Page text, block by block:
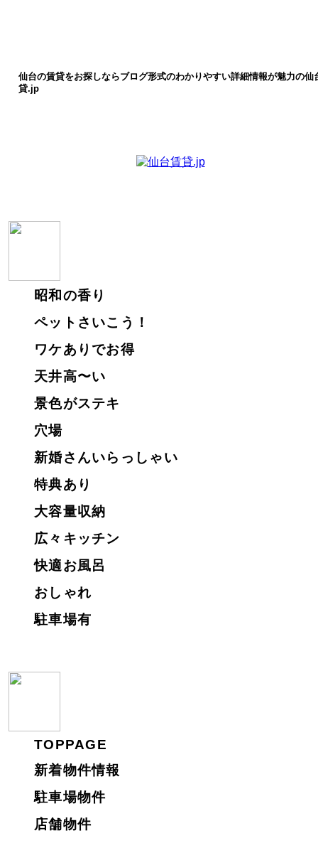
仙台の賃貸をお探しならブログ形式のわかりやすい詳細情報が魅力の仙
貸.jp
昭和の香り
ペットさいこう！
ワケありでお得
天井高〜い
景色がステキ
穴場
新婚さんいらっしゃい
特典あり
大容量収納
広々キッチン
快適お風呂
おしゃれ
駐車場有
TOPPAGE
新着物件情報
駐車場物件
店舗物件